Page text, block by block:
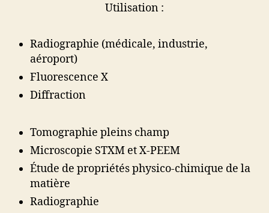
Utilisation :
Radiographie (médicale, industrie,
aéroport)
Fluorescence X
Diffraction
Tomographie pleins champ
Microscopie STXM et X-PEEM
Étude de propriétés physico-chimique de la
matière
Radiographie